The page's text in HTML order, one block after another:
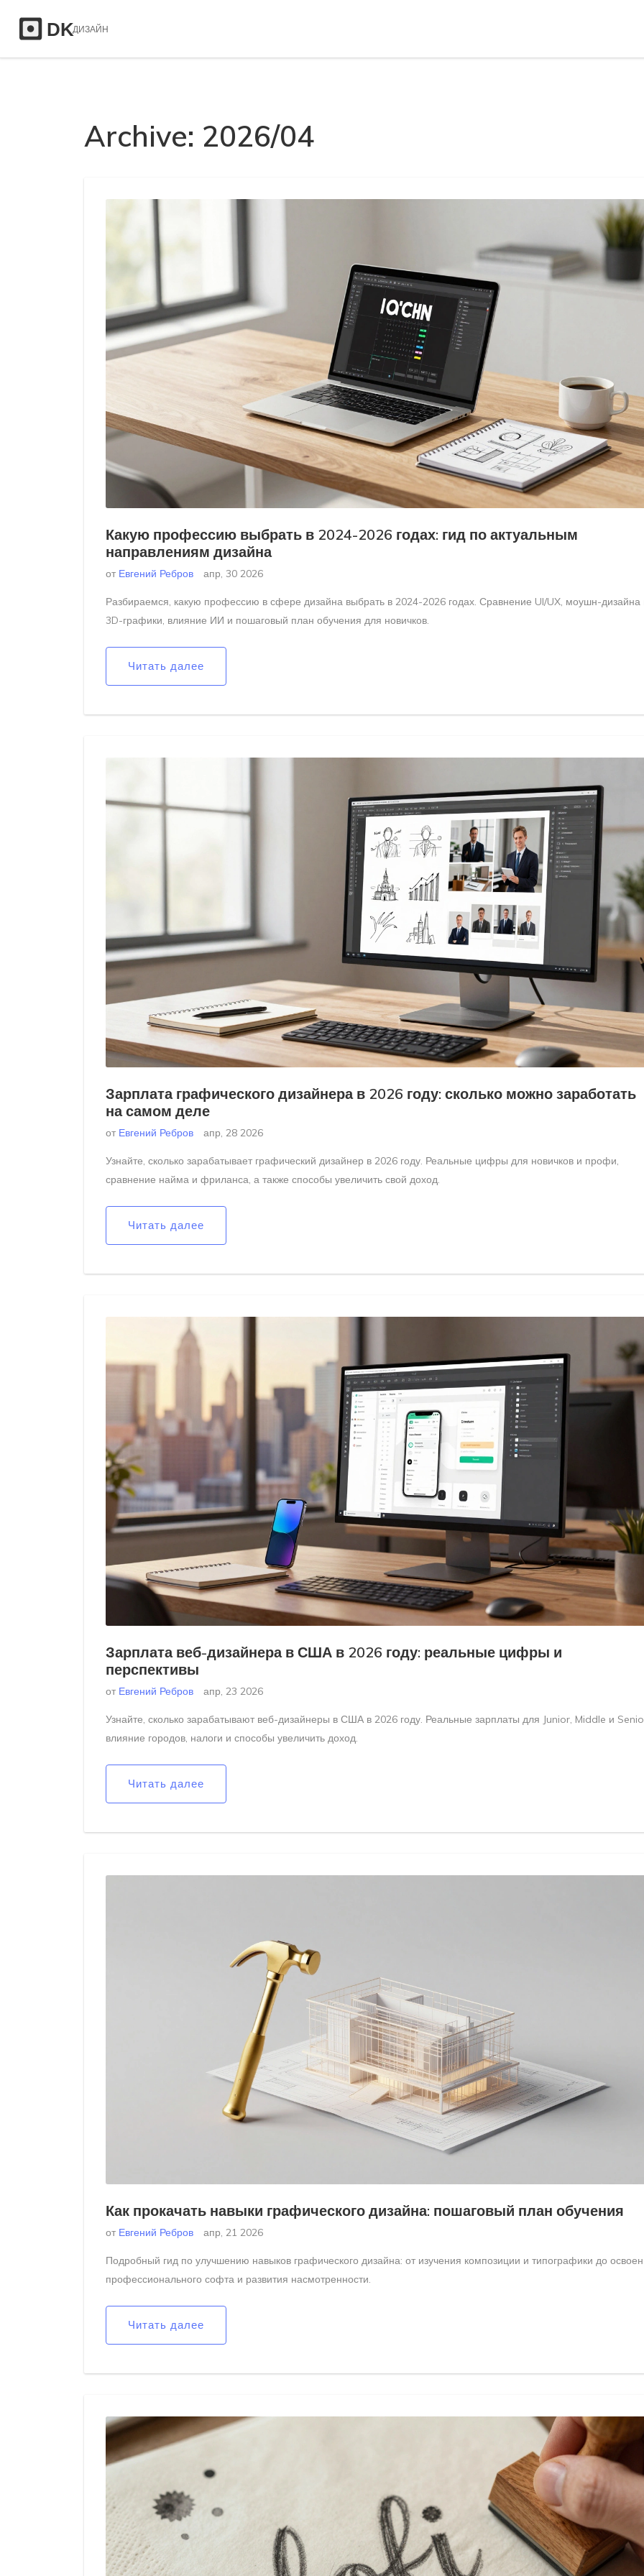
Archive: 2026/04
Какую профессию выбрать в 2024-2026 годах: гид по актуальным
направлениям дизайна
от Евгений Ребров апр, 30 2026
Разбираемся, какую профессию в сфере дизайна выбрать в 2024-2026 годах. Сравнение UI/UX, моушн-дизайна
3D-графики, влияние ИИ и пошаговый план обучения для новичков.
Читать далее
Зарплата графического дизайнера в 2026 году: сколько можно заработать
на самом деле
от Евгений Ребров апр, 28 2026
Узнайте, сколько зарабатывает графический дизайнер в 2026 году. Реальные цифры для новичков и профи,
сравнение найма и фриланса, а также способы увеличить свой доход.
Читать далее
Зарплата веб-дизайнера в США в 2026 году: реальные цифры и
перспективы
от Евгений Ребров апр, 23 2026
Узнайте, сколько зарабатывают веб-дизайнеры в США в 2026 году. Реальные зарплаты для Junior, Middle и
влияние городов, налоги и способы увеличить доход.
Читать далее
Как прокачать навыки графического дизайна: пошаговый план обучения
от Евгений Ребров апр, 21 2026
Подробный гид по улучшению навыков графического дизайна: от изучения композиции и типографики до
профессионального софта и развития насмотренности.
Читать далее